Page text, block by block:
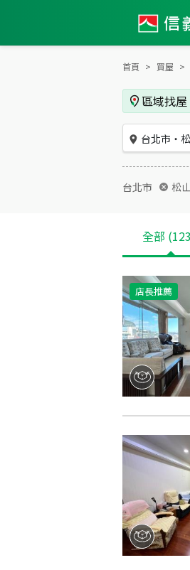
首頁 買屋
區域找屋
台北市 ・
台北市 松
全部
店長推薦